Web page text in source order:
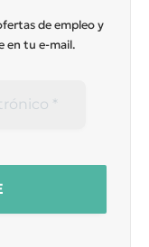
de empleo y
en tu e-mail.